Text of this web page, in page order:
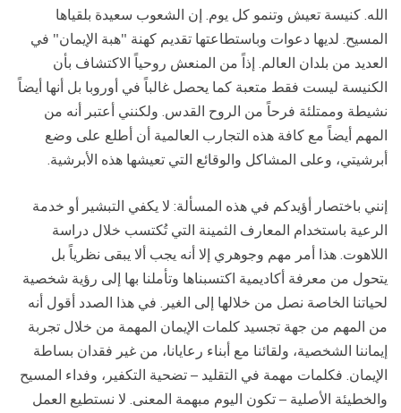
الله. كنيسة تعيش وتنمو كل يوم. إن الشعوب سعيدة بلقياها
المسيح. لديها دعوات وباستطاعتها تقديم كهنة "هبة الإيمان" في
العديد من بلدان العالم. إذاً من المنعش روحياً الاكتشاف بأن
الكنيسة ليست فقط متعبة كما يحصل غالباً في أوروبا بل أنها أيضاً
نشيطة وممتلئة فرحاً من الروح القدس. ولكنني أعتبر أنه من
المهم أيضاً مع كافة هذه التجارب العالمية أن أطلع على وضع
أبرشيتي، وعلى المشاكل والوقائع التي تعيشها هذه الأبرشية.
إنني باختصار أؤيدكم في هذه المسألة: لا يكفي التبشير أو خدمة
الرعية باستخدام المعارف الثمينة التي تُكتسب خلال دراسة
اللاهوت. هذا أمر مهم وجوهري إلا أنه يجب ألا يبقى نظرياً بل
يتحول من معرفة أكاديمية اكتسبناها وتأملنا بها إلى رؤية شخصية
لحياتنا الخاصة نصل من خلالها إلى الغير. في هذا الصدد أقول أنه
من المهم من جهة تجسيد كلمات الإيمان المهمة من خلال تجربة
إيماننا الشخصية، ولقائنا مع أبناء رعايانا، من غير فقدان بساطة
الإيمان. فكلمات مهمة في التقليد – تضحية التكفير، وفداء المسيح
والخطيئة الأصلية – تكون اليوم مبهمة المعنى. لا نستطيع العمل